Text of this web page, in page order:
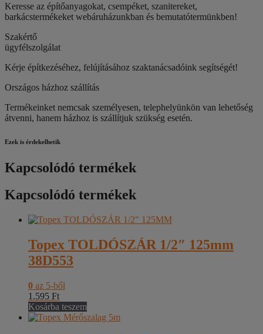
Keresse az építőanyagokat, csempéket, szanitereket,
barkácstermékeket webáruházunkban és bemutatótermünkben!
Szakértő
ügyfélszolgálat
Kérje építkezéséhez, felújításához szaktanácsadóink segítségét!
Országos házhoz szállítás
Termékeinket nemcsak személyesen, telephelyünkön van lehetőség
átvenni, hanem házhoz is szállítjuk szükség esetén.
Ezek is érdekelhetik
Kapcsolódó termékek
Kapcsolódó termékek
Topex TOLDÓSZÁR 1/2″ 125mm
38D553
0 az 5-ből
1.595 Ft
Kosárba teszem